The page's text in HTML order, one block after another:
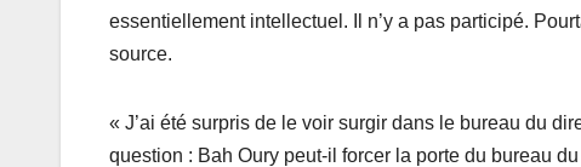
essentiellement intellectuel. Il n’y a pas participé.
source.
« J’ai été surpris de le voir surgir dans le bureau du
question : Bah Oury peut-il forcer la porte du bureau